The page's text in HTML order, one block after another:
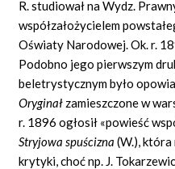
R. studiował na Wydz.
współzałożycielem
Oświaty Narodowej. Ok. r.
Podobno jego pierwszym
beletrystycznym było
Oryginał zamieszczone w
r. 1896 ogłosił «powieść
Stryjowa spuścizna(W.), która
krytyki, choć np. J.